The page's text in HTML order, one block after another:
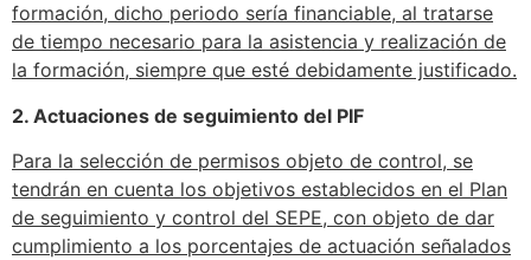
formación, dicho periodo sería financiable, al tratarse
de tiempo necesario para la asistencia y realización de
la formación, siempre que esté debidamente justificado.
2. Actuaciones de seguimiento del PIF
Para la selección de permisos objeto de control, se
tendrán en cuenta los objetivos establecidos en el Plan
de seguimiento y control del SEPE, con objeto de dar
cumplimiento a los porcentajes de actuación señalados